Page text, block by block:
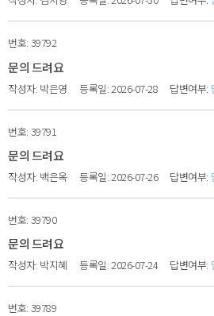
39792
문의 드려요
박은영 2026-07-28
39791
문의 드려요
백은옥 2026-07-26
39790
문의 드려요
박지혜 2026-07-24
39789